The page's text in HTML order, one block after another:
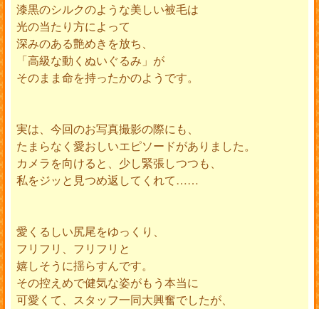
漆黒のシルクのような美しい被毛は
光の当たり方によって
深みのある艶めきを放ち、
「高級な動くぬいぐるみ」が
そのまま命を持ったかのようです。
実は、今回のお写真撮影の際にも、
たまらなく愛おしいエピソードがありました。
カメラを向けると、少し緊張しつつも、
私をジッと見つめ返してくれて……
愛くるしい尻尾をゆっくり、
フリフリ、フリフリと
嬉しそうに揺らすんです。
その控えめで健気な姿がもう本当に
可愛くて、スタッフ一同大興奮でしたが、